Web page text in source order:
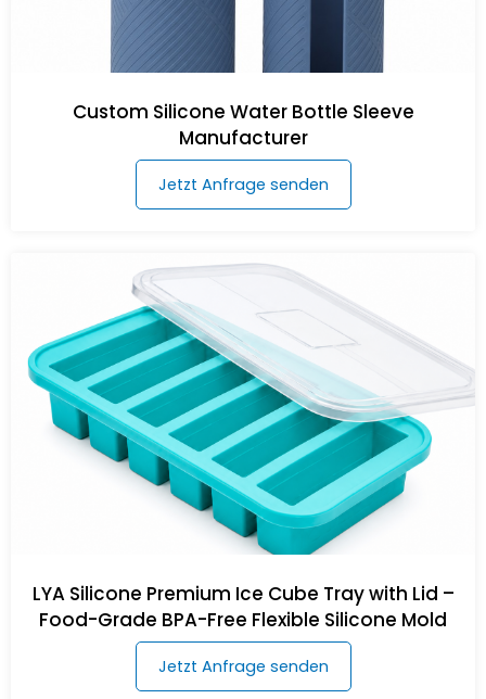
Custom Silicone Water Bottle Sleeve
Manufacturer
Jetzt Anfrage senden
LYA Silicone Premium Ice Cube Tray with Lid –
Food-Grade BPA-Free Flexible Silicone Mold
Jetzt Anfrage senden